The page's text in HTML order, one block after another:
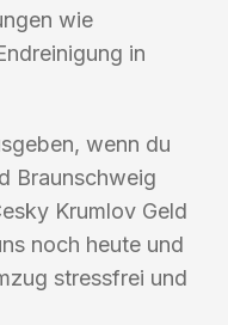
wie
in
wenn du
Braunschweig
Krumlov Geld
noch heute und
stressfrei und